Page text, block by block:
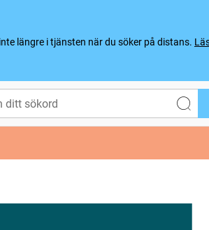
längre i tjänsten när du söker på distans.